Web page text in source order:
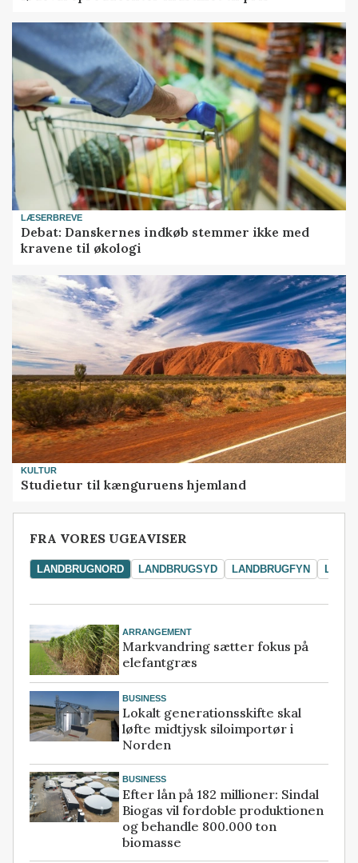
LÆSERBREVE
Debat: Danskernes indkøb stemmer ikke med
kravene til økologi
KULTUR
Studietur til kænguruens hjemland
FRA VORES UGEAVISER
LANDBRUGNORD LANDBRUGSYD LANDBRUGFYN
ARRANGEMENT
Markvandring sætter fokus på
elefantgræs
BUSINESS
Lokalt generationsskifte skal
løfte midtjysk siloimportør i
Norden
BUSINESS
Efter lån på 182 millioner: Sindal
Biogas vil fordoble produktionen
og behandle 800.000 ton
biomasse